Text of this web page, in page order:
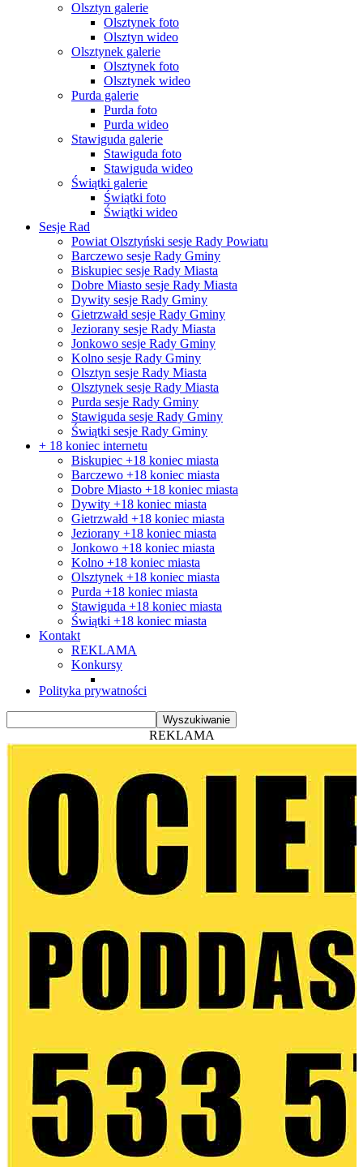
Olsztyn galerie
Olsztynek foto
Olsztyn wideo
Olsztynek galerie
Olsztynek foto
Olsztynek wideo
Purda galerie
Purda foto
Purda wideo
Stawiguda galerie
Stawiguda foto
Stawiguda wideo
Świątki galerie
Świątki foto
Świątki wideo
Sesje Rad
Powiat Olsztyński sesje Rady Powiatu
Barczewo sesje Rady Gminy
Biskupiec sesje Rady Miasta
Dobre Miasto sesje Rady Miasta
Dywity sesje Rady Gminy
Gietrzwałd sesje Rady Gminy
Jeziorany sesje Rady Miasta
Jonkowo sesje Rady Gminy
Kolno sesje Rady Gminy
Olsztyn sesje Rady Miasta
Olsztynek sesje Rady Miasta
Purda sesje Rady Gminy
Stawiguda sesje Rady Gminy
Świątki sesje Rady Gminy
+ 18 koniec internetu
Biskupiec +18 koniec miasta
Barczewo +18 koniec miasta
Dobre Miasto +18 koniec miasta
Dywity +18 koniec miasta
Gietrzwałd +18 koniec miasta
Jeziorany +18 koniec miasta
Jonkowo +18 koniec miasta
Kolno +18 koniec miasta
Olsztynek +18 koniec miasta
Purda +18 koniec miasta
Stawiguda +18 koniec miasta
Świątki +18 koniec miasta
Kontakt
REKLAMA
Konkursy
Polityka prywatności
REKLAMA